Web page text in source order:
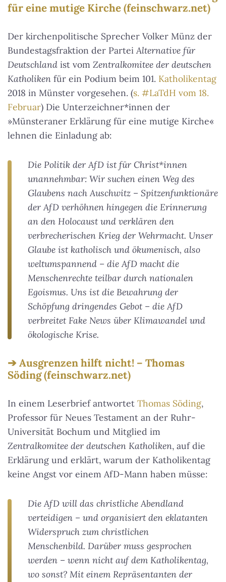
für eine mutige Kirche (feinschwarz.net)
Der kirchenpolitische Sprecher Volker Münz der
Bundestagsfraktion der ParteiAlternative für
Deutschland ist vom Zentralkomitee der deutschen
Katholiken für ein Podium beim 101. Katholikentag
2018 in Münster vorgesehen. (s. #LaTdH vom 18.
Februar) Die Unterzeichner*innen der
»Münsteraner Erklärung für eine mutige Kirche«
lehnen die Einladung ab:
Die Politik der AfD ist für Christ*innen
unannehmbar: Wir suchen einen Weg des
Glaubens nach Auschwitz – Spitzenfunktionäre
der AfD verhöhnen hingegen die Erinnerung
an den Holocaust und verklären den
verbrecherischen Krieg der Wehrmacht. Unser
Glaube ist katholisch und ökumenisch, also
weltumspannend – die AfD macht die
Menschenrechte teilbar durch nationalen
Egoismus. Uns ist die Bewahrung der
Schöpfung dringendes Gebot – die AfD
verbreitet Fake News über Klimawandel und
ökologische Krise.
Ausgrenzen hilft nicht! – Thomas
Söding (feinschwarz.net)
In einem Leserbrief antwortet Thomas Söding,
Professor für Neues Testament an der Ruhr-
Universität Bochum und Mitglied im
Zentralkomitee der deutschen Katholiken, auf die
Erklärung und erklärt, warum der Katholikentag
keine Angst vor einem AfD-Mann haben müsse:
Die AfD will das christliche Abendland
verteidigen – und organisiert den eklatanten
Widerspruch zum christlichen
Menschenbild. Darüber muss gesprochen
werden – wenn nicht auf dem Katholikentag,
wo sonst? Mit einem Repräsentanten der